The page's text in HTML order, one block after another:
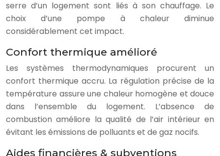
serre d’un logement sont liés à son chauffage. Le
choix d’une pompe à chaleur diminue
considérablement cet impact.
Confort thermique amélioré
Les systèmes thermodynamiques procurent un
confort thermique accru. La régulation précise de la
température assure une chaleur homogène et douce
dans l’ensemble du logement. L’absence de
combustion améliore la qualité de l’air intérieur en
évitant les émissions de polluants et de gaz nocifs.
Aides financières & subventions